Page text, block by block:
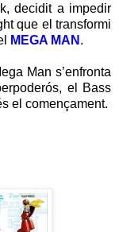
decidit a impedir
que el transformi
MEGA MAN .
Man s’enfronta
el Bass
el començament.